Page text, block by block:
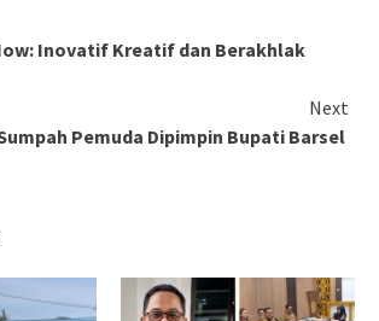
Inovatif Kreatif dan Berakhlak
Next
Pemuda Dipimpin Bupati Barsel